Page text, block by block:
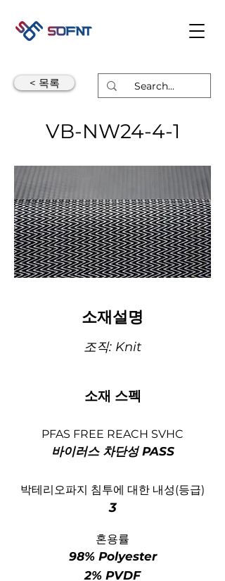
< 목록
VB-NW24-4-1
​소재설명
조직: Knit
소재 스펙
PFAS FREE REACH SVHC
바이러스 차단성 PASS
박테리오파지 침투에 대한 내성(등급)
3
​혼용률
98% Polyester
2% PVDF